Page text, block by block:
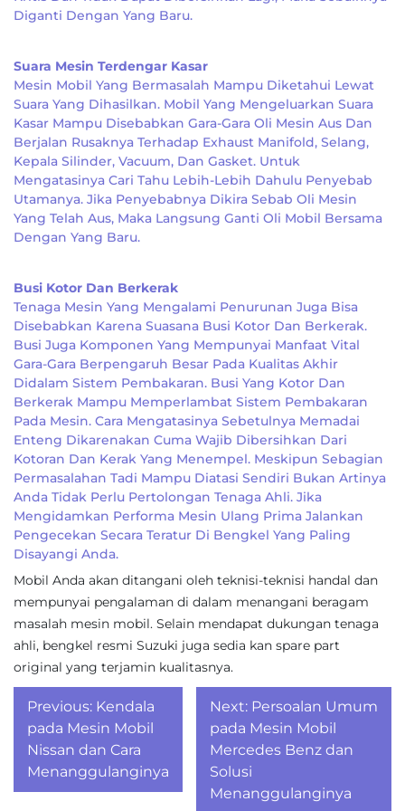
Diganti Dengan Yang Baru.
Suara Mesin Terdengar Kasar
Mesin Mobil Yang Bermasalah Mampu Diketahui Lewat
Suara Yang Dihasilkan. Mobil Yang Mengeluarkan Suara
Kasar Mampu Disebabkan Gara-Gara Oli Mesin Aus Dan
Berjalan Rusaknya Terhadap Exhaust Manifold, Selang,
Kepala Silinder, Vacuum, Dan Gasket. Untuk
Mengatasinya Cari Tahu Lebih-Lebih Dahulu Penyebab
Utamanya. Jika Penyebabnya Dikira Sebab Oli Mesin
Yang Telah Aus, Maka Langsung Ganti Oli Mobil Bersama
Dengan Yang Baru.
Busi Kotor Dan Berkerak
Tenaga Mesin Yang Mengalami Penurunan Juga Bisa
Disebabkan Karena Suasana Busi Kotor Dan Berkerak.
Busi Juga Komponen Yang Mempunyai Manfaat Vital
Gara-Gara Berpengaruh Besar Pada Kualitas Akhir
Didalam Sistem Pembakaran. Busi Yang Kotor Dan
Berkerak Mampu Memperlambat Sistem Pembakaran
Pada Mesin. Cara Mengatasinya Sebetulnya Memadai
Enteng Dikarenakan Cuma Wajib Dibersihkan Dari
Kotoran Dan Kerak Yang Menempel. Meskipun Sebagian
Permasalahan Tadi Mampu Diatasi Sendiri Bukan Artinya
Anda Tidak Perlu Pertolongan Tenaga Ahli. Jika
Mengidamkan Performa Mesin Ulang Prima Jalankan
Pengecekan Secara Teratur Di Bengkel Yang Paling
Disayangi Anda.
Mobil Anda akan ditangani oleh teknisi-teknisi handal dan
mempunyai pengalaman di dalam menangani beragam
masalah mesin mobil. Selain mendapat dukungan tenaga
ahli, bengkel resmi Suzuki juga sedia kan spare part
original yang terjamin kualitasnya.
Post
navigation
Previous: Kendala
pada Mesin Mobil
Nissan dan Cara
Menanggulanginya
Next: Persoalan Umum
pada Mesin Mobil
Mercedes Benz dan
Solusi
Menanggulanginya